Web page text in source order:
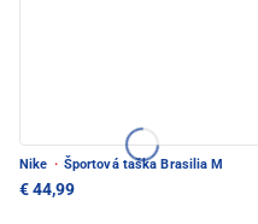
Nike · Športová taška Brasilia M
€ 44,99